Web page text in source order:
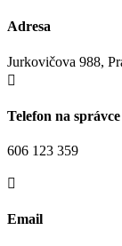
Adresa
Jurkovičova 988,

Telefon na
606 123 359

Email